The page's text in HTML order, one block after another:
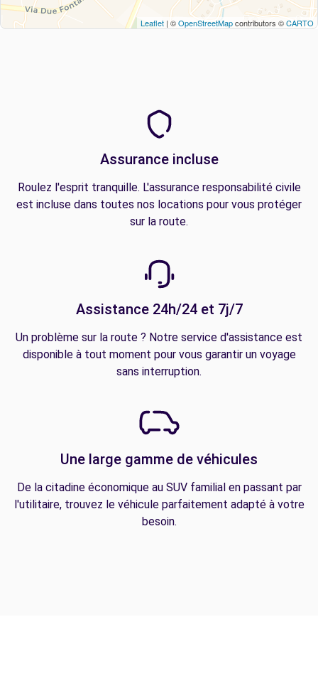
Leaflet | ©OpenStreetMapcontributors ©CARTO
Assurance incluse
Roulez l'esprit tranquille. L'assurance responsabilité civile
est incluse dans toutes nos locations pour vous protéger
sur la route.
Assistance 24h/24 et 7j/7
Un problème sur la route ? Notre service d'assistance est
disponible à tout moment pour vous garantir un voyage
sans interruption.
Une large gamme de véhicules
De la citadine économique au SUV familial en passant par
l'utilitaire, trouvez le véhicule parfaitement adapté à votre
besoin.